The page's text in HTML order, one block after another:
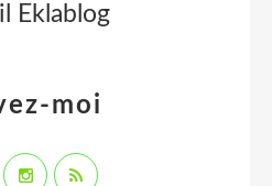
Eklablog
moi